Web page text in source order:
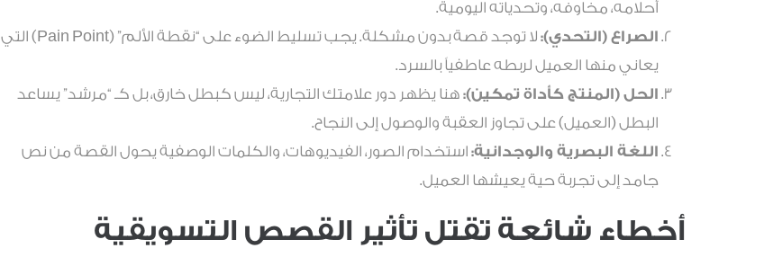
أحلامه، مخاوفه، وتحدياته اليومية.
الصراع (التحدي):
لا توجد قصة بدون مشكلة. يجب تسليط الضوء على “نقطة الألم” (Pain Point) التي
يعاني منها العميل لربطه عاطفياً بالسرد.
الحل (المنتج كأداة تمكين): هنا يظهر دور علامتك التجارية، ليس كبطل خارق، بل كـ “مرشد” يساعد
البطل (العميل) على تجاوز العقبة والوصول إلى النجاح.
اللغة البصرية والوجدانية: استخدام الصور، الفيديوهات، والكلمات الوصفية يحول القصة من نص
جامد إلى تجربة حية يعيشها العميل.
أخطاء شائعة تقتل تأثير القصص التسويقية